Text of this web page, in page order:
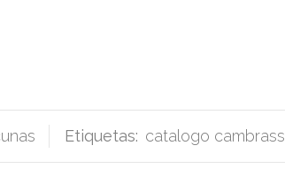
Etiquetas: catalogo cambrass